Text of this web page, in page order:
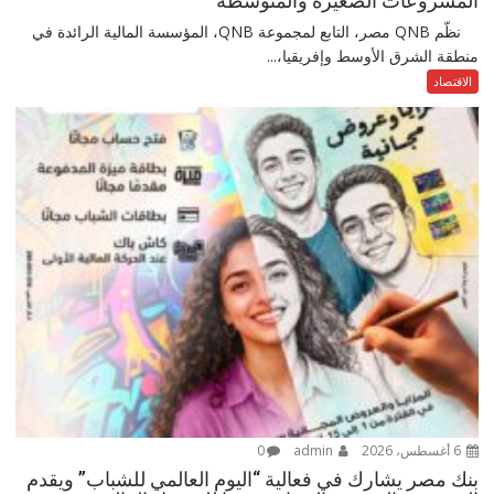
نظّم QNB مصر، التابع لمجموعة QNB، المؤسسة المالية الرائدة في
منطقة الشرق الأوسط وإفريقيا،...
الاقتصاد
6 أغسطس، 2026 0
بنك مصر يشارك في فعالية “اليوم العالمي للشباب” ويقدم